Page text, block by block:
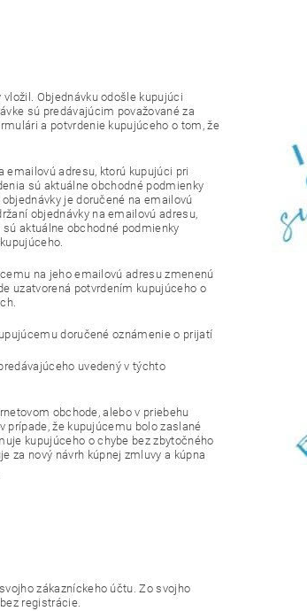
Objednávku odošle kupujúci
sú predávajúcim považované za
a potvrdenie kupujúceho o tom, že
emailovú adresu, ktorú kupujúci pri
sú aktuálne obchodné podmienky
je doručené na emailovú
objednávky na emailovú adresu,
aktuálne obchodné podmienky
na jeho emailovú adresu zmenenú
uzatvorená potvrdením kupujúceho o
doručené oznámenie o prijatí
uvedený v týchto
obchode, alebo v priebehu
prípade, že kupujúcemu bolo zaslané
kupujúceho o chybe bez zbytočného
za nový návrh kúpnej zmluvy a kúpna
zákazníckeho účtu. Zo svojho
registrácie.